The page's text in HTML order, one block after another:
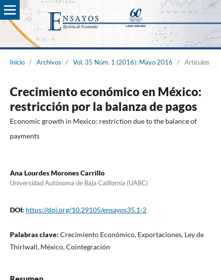
Inicio / Archivos / Vol. 35 Núm. 1 (2016): Mayo 2016 / Artículos
Crecimiento económico en México:
restricción por la balanza de pagos
Economic growth in Mexico: restriction due to the balance of
payments
Ana Lourdes Morones Carrillo
Universidad Autónoma de Baja California (UABC)
DOI: https://doi.org/10.29105/ensayos35.1-2
Palabras clave: Crecimiento Económico, Exportaciones, Ley de
Thirlwall, México, Cointegración